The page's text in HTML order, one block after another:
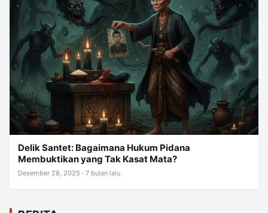
Delik Santet: Bagaimana Hukum Pidana
Membuktikan yang Tak Kasat Mata?
Desember 28, 2025 · 7 bulan lalu